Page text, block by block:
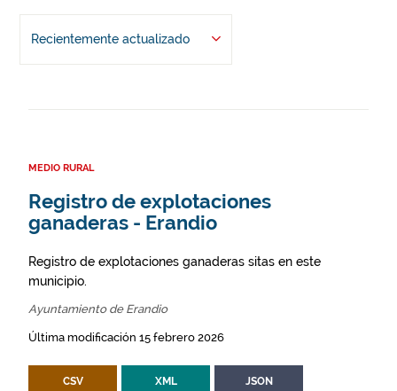
Recientemente actualizado
MEDIO RURAL
Registro de explotaciones
ganaderas - Erandio
Registro de explotaciones ganaderas sitas en este
municipio.
Ayuntamiento de Erandio
Última modificación 15 febrero 2026
CSV XML JSON